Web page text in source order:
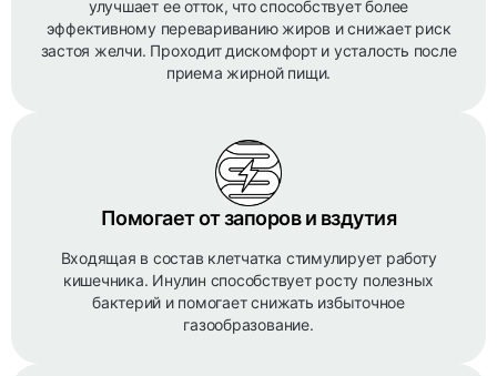
улучшает ее отток, что способствует более
эффективному перевариванию жиров и снижает риск
застоя желчи. Проходит дискомфорт и усталость после
приема жирной пищи.
Помогает от запоров и вздутия
Входящая в состав клетчатка стимулирует работу
кишечника. Инулин способствует росту полезных
бактерий и помогает снижать избыточное
газообразование.